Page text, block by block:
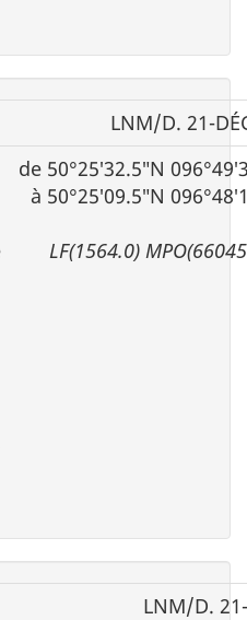
LNM/D. 21-
de 50°25′32.5″N
à 50°25′09.5″N
LF(1564.0)
LNM/D.